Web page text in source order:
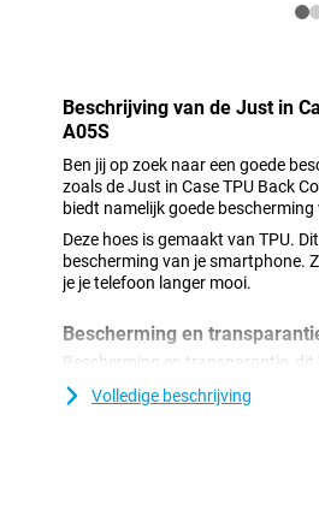
Beschrijving van de Just in
A05S
Ben jij op zoek naar een goede
zoals de Just in Case TPU Back
biedt namelijk goede
Deze hoes is gemaakt van TPU.
bescherming van je smartphone.
je je telefoon langer mooi.
Bescherming en
Bescherming en transparantie, dit
meest voorkomende schade.
steeds genieten van het design
Volledige beschrijving